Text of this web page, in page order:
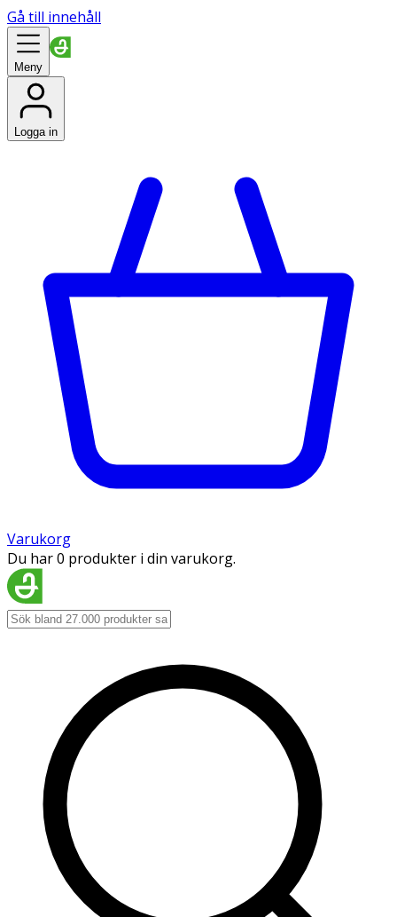
Gå till innehåll
Meny
Logga in
Varukorg
Du har 0 produkter i din varukorg.